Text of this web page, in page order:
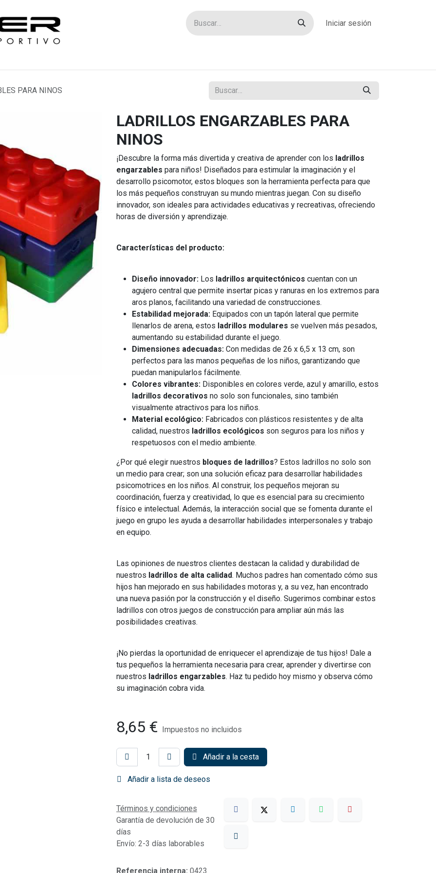
Iniciar sesión
PARA NINOS
LADRILLOS ENGARZABLES PARA
NINOS
¡Descubre la forma más divertida y creativa de aprender con los ladrillos
engarzables para niños! Diseñados para estimular la imaginación y el
desarrollo psicomotor, estos bloques son la herramienta perfecta para que
los más pequeños construyan su mundo mientras juegan. Con su diseño
innovador, son ideales para actividades educativas y recreativas, ofreciendo
horas de diversión y aprendizaje.
Características del producto:
Diseño innovador: Los ladrillos arquitectónicos cuentan con un
agujero central que permite insertar picas y ranuras en los extremos para
aros planos, facilitando una variedad de construcciones.
Estabilidad mejorada: Equipados con un tapón lateral que permite
llenarlos de arena, estos ladrillos modulares se vuelven más pesados,
aumentando su estabilidad durante el juego.
Dimensiones adecuadas: Con medidas de 26 x 6,5 x 13 cm, son
perfectos para las manos pequeñas de los niños, garantizando que
puedan manipularlos fácilmente.
Colores vibrantes: Disponibles en colores verde, azul y amarillo, estos
ladrillos decorativos no solo son funcionales, sino también
visualmente atractivos para los niños.
Material ecológico: Fabricados con plásticos resistentes y de alta
calidad, nuestros ladrillos ecológicos son seguros para los niños y
respetuosos con el medio ambiente.
¿Por qué elegir nuestros bloques de ladrillos? Estos ladrillos no solo son
un medio para crear; son una solución eficaz para desarrollar habilidades
psicomotrices en los niños. Al construir, los pequeños mejoran su
coordinación, fuerza y creatividad, lo que es esencial para su crecimiento
físico e intelectual. Además, la interacción social que se fomenta durante el
juego en grupo les ayuda a desarrollar habilidades interpersonales y trabajo
en equipo.
Las opiniones de nuestros clientes destacan la calidad y durabilidad de
nuestros ladrillos de alta calidad. Muchos padres han comentado cómo sus
hijos han mejorado en sus habilidades motoras y, a su vez, han encontrado
una nueva pasión por la construcción y el diseño. Sugerimos combinar estos
ladrillos con otros juegos de construcción para ampliar aún más las
posibilidades creativas.
¡No pierdas la oportunidad de enriquecer el aprendizaje de tus hijos! Dale a
tus pequeños la herramienta necesaria para crear, aprender y divertirse con
nuestros ladrillos engarzables. Haz tu pedido hoy mismo y observa cómo
su imaginación cobra vida.
8,65 € Impuestos no incluidos
Añadir a la cesta
Añadir a lista de deseos
Términos y condiciones
Garantía de devolución de 30
días
Envío: 2-3 días laborables
Referencia interna: 0423